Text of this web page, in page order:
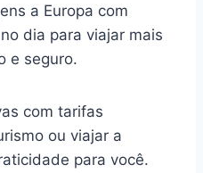
a Europa com
dia para viajar mais
e seguro.
com tarifas
ou viajar a
para você.